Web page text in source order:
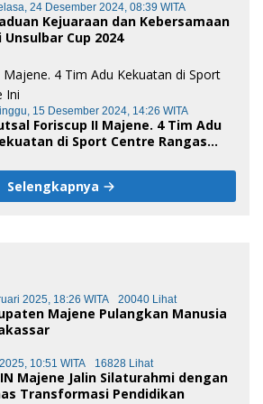
24 Desember 2024, 08:39 WITA
Kejuaraan dan Kebersamaan
Unsulbar Cup 2024
15 Desember 2024, 14:26 WITA
Foriscup II Majene. 4 Tim Adu
di Sport Centre Rangas
Selengkapnya
2025, 18:26 WITA 20040 Lihat
Majene Pulangkan Manusia
10:51 WITA 16828 Lihat
Majene Jalin Silaturahmi dengan
Transformasi Pendidikan